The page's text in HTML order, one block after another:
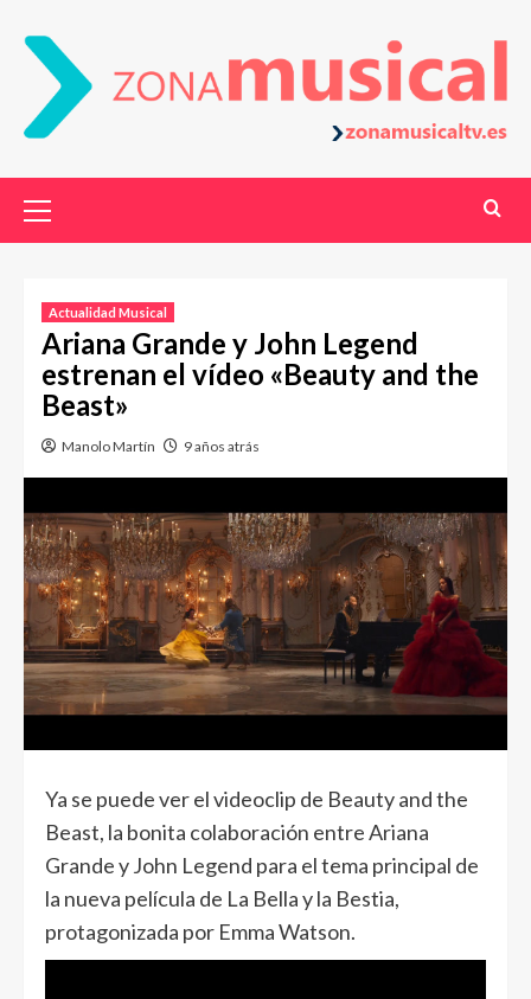
Actualidad Musical
Ariana Grande y John Legend
estrenan el vídeo «Beauty and the
Beast»
Manolo Martín 9 años atrás
Ya se puede ver el videoclip de Beauty and the
Beast, la bonita colaboración entre Ariana
Grande y John Legend para el tema principal de
la nueva película de La Bella y la Bestia,
protagonizada por Emma Watson.